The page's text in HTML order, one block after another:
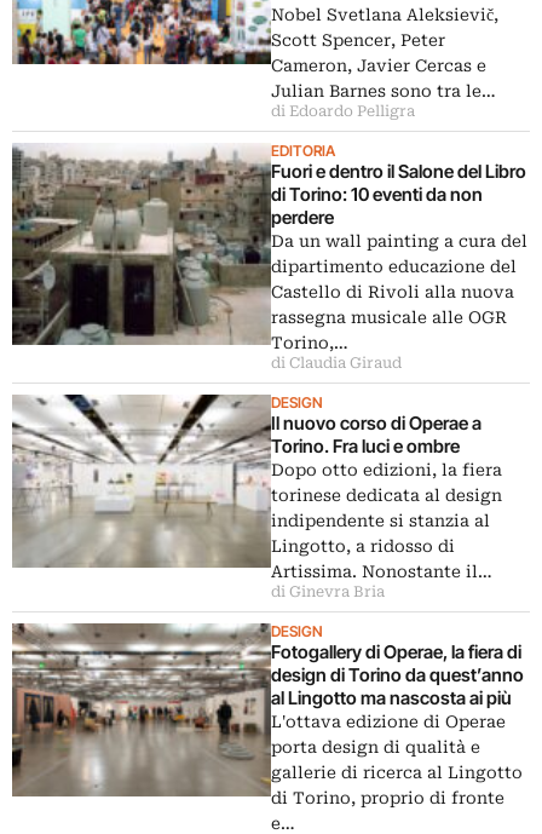
Nobel Svetlana Aleksievič,
Scott Spencer, Peter
Cameron, Javier Cercas e
Julian Barnes sono tra le…
di Edoardo Pelligra
EDITORIA
Fuori e dentro il Salone del Libro
di Torino: 10 eventi da non
perdere
Da un wall painting a cura del
dipartimento educazione del
Castello di Rivoli alla nuova
rassegna musicale alle OGR
Torino,…
di Claudia Giraud
DESIGN
Il nuovo corso di Operae a
Torino. Fra luci e ombre
Dopo otto edizioni, la fiera
torinese dedicata al design
indipendente si stanzia al
Lingotto, a ridosso di
Artissima. Nonostante il…
di Ginevra Bria
DESIGN
Fotogallery di Operae, la fiera di
design di Torino da quest’anno
al Lingotto ma nascosta ai più
L'ottava edizione di Operae
porta design di qualità e
gallerie di ricerca al Lingotto
di Torino, proprio di fronte
e…